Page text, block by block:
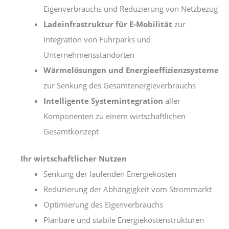
Eigenverbrauchs und Reduzierung von Netzbezug
Ladeinfrastruktur für E-Mobilität zur
Integration von Fuhrparks und
Unternehmensstandorten
Wärmelösungen und Energieeffizienzsysteme
zur Senkung des Gesamtenergieverbrauchs
Intelligente Systemintegration aller
Komponenten zu einem wirtschaftlichen
Gesamtkonzept
Ihr wirtschaftlicher Nutzen
Senkung der laufenden Energiekosten
Reduzierung der Abhängigkeit vom Strommarkt
Optimierung des Eigenverbrauchs
Planbare und stabile Energiekostenstrukturen